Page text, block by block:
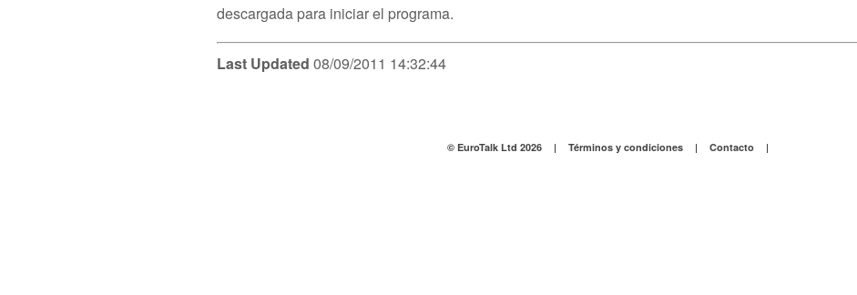
descargada para iniciar el programa.
Last Updated 08/09/2011 14:32:44
© EuroTalk Ltd 2026 | Términos y condiciones | Contacto |